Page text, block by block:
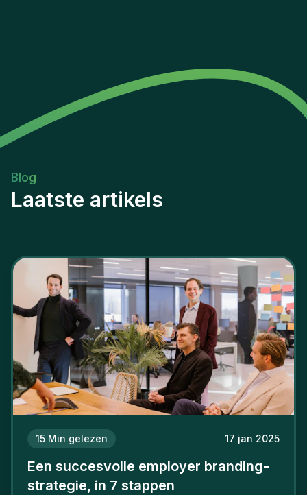
Blog
Laatste artikels
15 Min gelezen 17 jan 2025
Een succesvolle employer branding-
strategie, in 7 stappen